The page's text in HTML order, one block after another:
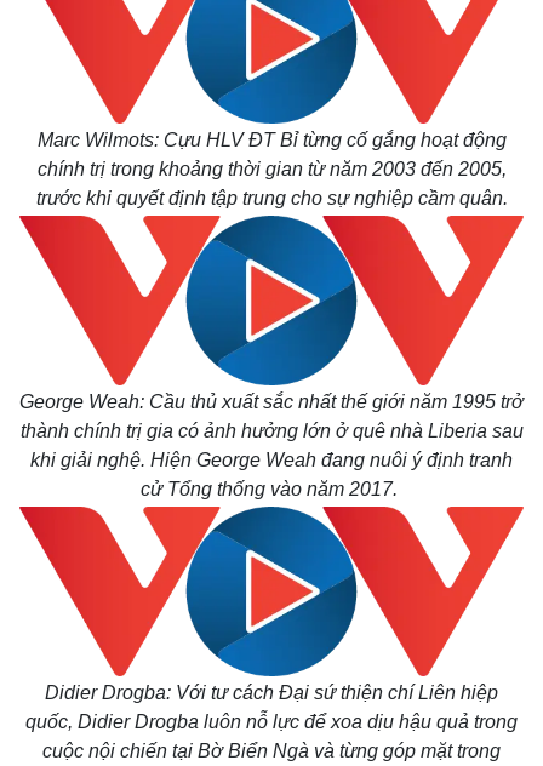
Kinh tế
Bất động sản
Khởi nghiệp
Thị trường
Giá vàng
Tiêu dùng
Marc Wilmots: Cựu HLV ĐT Bỉ từng cố gắng hoạt động
chính trị trong khoảng thời gian từ năm 2003 đến 2005,
trước khi quyết định tập trung cho sự nghiệp cầm quân.
George Weah: Cầu thủ xuất sắc nhất thế giới năm 1995 trở
thành chính trị gia có ảnh hưởng lớn ở quê nhà Liberia sau
khi giải nghệ. Hiện George Weah đang nuôi ý định tranh
cử Tổng thống vào năm 2017.
Didier Drogba: Với tư cách Đại sứ thiện chí Liên hiệp
quốc, Didier Drogba luôn nỗ lực để xoa dịu hậu quả trong
cuộc nội chiến tại Bờ Biển Ngà và từng góp mặt trong